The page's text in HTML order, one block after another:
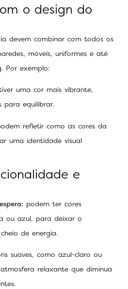
o design do
devem combinar com todos os
móveis, uniformes e até
Por exemplo:
uma cor mais vibrante,
para equilibrar.
refletir como as cores da
uma identidade visual
e
podem ter cores
ou azul, para deixar o
de energia.
suaves, como azul-claro ou
relaxante que diminua